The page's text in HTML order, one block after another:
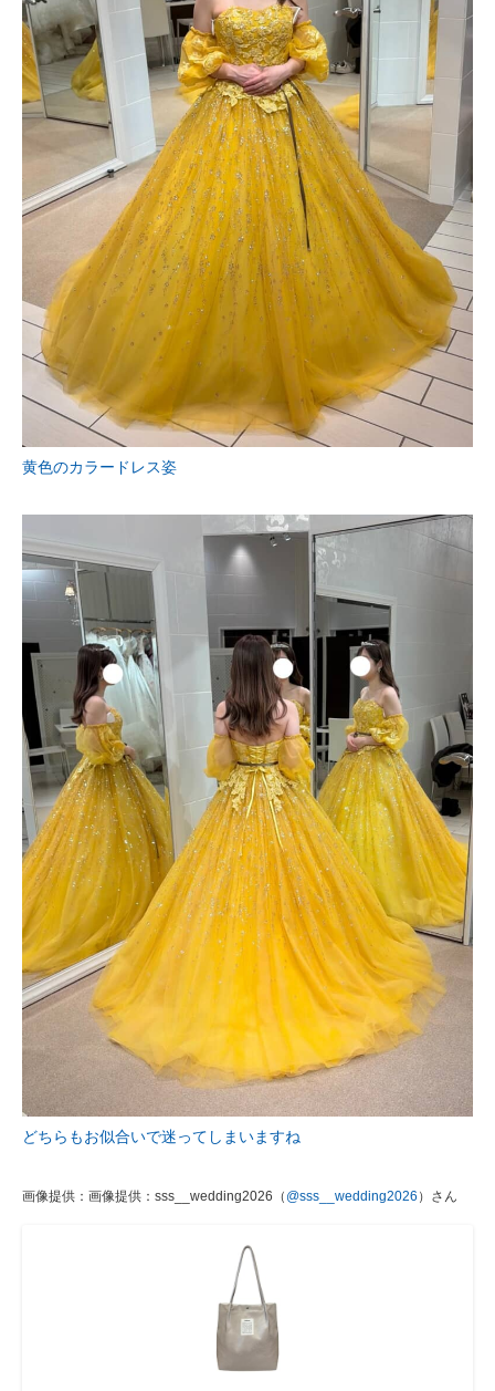
黄色のカラードレス姿
どちらもお似合いで迷ってしまいますね
画像提供：画像提供：sss__wedding2026（ @sss__wedding2026 ）さん